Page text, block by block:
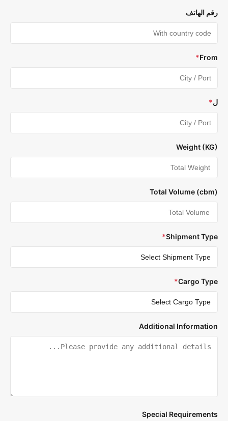
الهاتف
*
Weight
Total Volume
Shipment
*
Cargo
*
Additional
Special